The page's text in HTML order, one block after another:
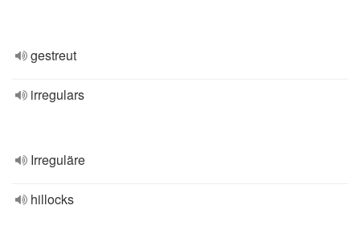
gestreut
irregulars
Irreguläre
hillocks